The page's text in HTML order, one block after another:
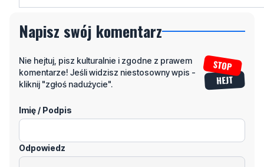
komentarze! Jeśli widzisz niestosowny wpis -
kliknij "zgłoś nadużycie".
Imię / Podpis
Odpowiedz
Wiadomość